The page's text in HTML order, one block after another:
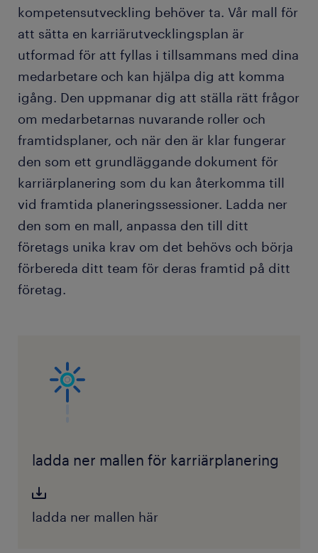
kompetensutveckling behöver ta. Vår mall för
att sätta en karriärutvecklingsplan är
utformad för att fyllas i tillsammans med dina
medarbetare och kan hjälpa dig att komma
igång. Den uppmanar dig att ställa rätt frågor
om medarbetarnas nuvarande roller och
framtidsplaner, och när den är klar fungerar
den som ett grundläggande dokument för
karriärplanering som du kan återkomma till
vid framtida planeringssessioner. Ladda ner
den som en mall, anpassa den till ditt
företags unika krav om det behövs och börja
förbereda ditt team för deras framtid på ditt
företag.
ladda ner mallen för karriärplanering
ladda ner mallen här